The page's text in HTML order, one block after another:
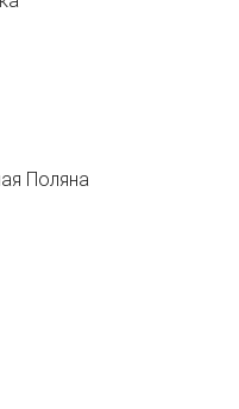
Поляна